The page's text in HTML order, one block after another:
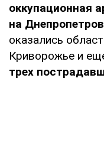
оккупационная
на
оказались
Криворожье и
трех